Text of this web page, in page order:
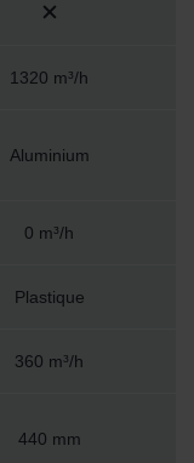
1320 m³/h
Aluminium
0 m³/h
Plastique
360 m³/h
440 mm